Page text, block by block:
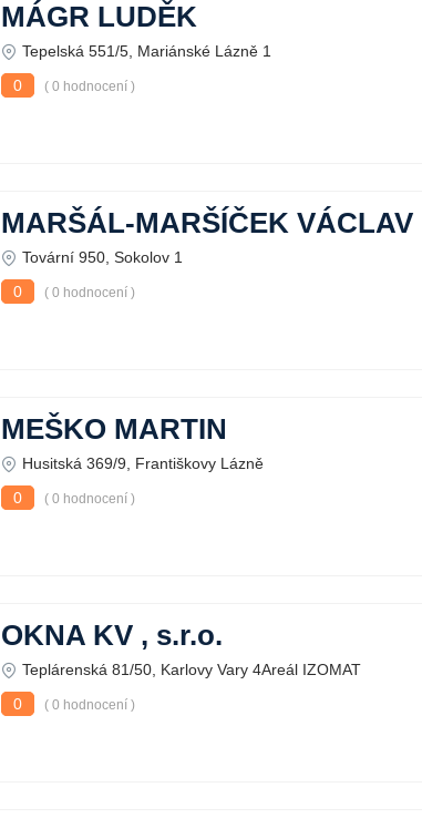
MÁGR LUDĚK
Tepelská 551/5, Mariánské Lázně 1
0
( 0 hodnocení )
MARŠÁL-MARŠÍČEK VÁCLAV
Tovární 950, Sokolov 1
0
( 0 hodnocení )
MEŠKO MARTIN
Husitská 369/9, Františkovy Lázně
0
( 0 hodnocení )
OKNA KV , s.r.o.
Teplárenská 81/50, Karlovy Vary 4Areál IZOMAT
0
( 0 hodnocení )